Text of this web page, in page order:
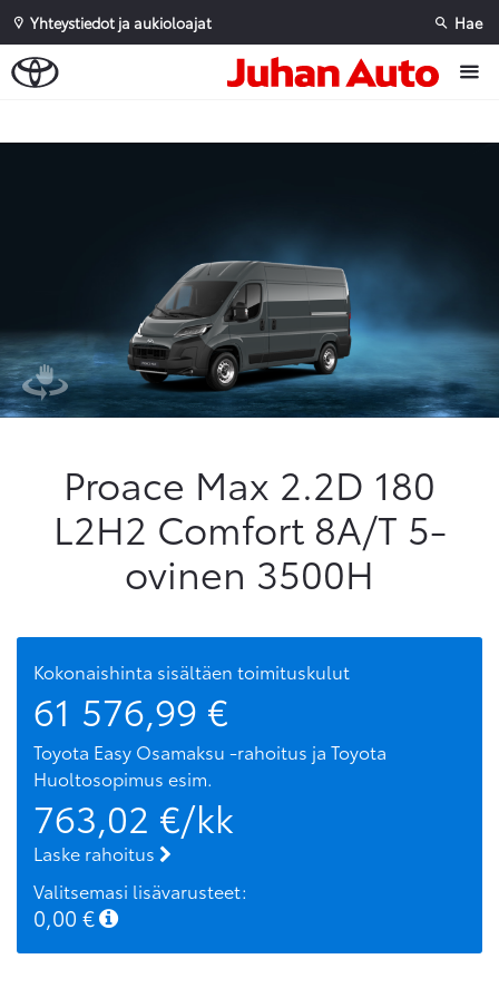
Yhteystiedot ja aukioloajat Hae
Proace Max 2.2D 180
L2H2 Comfort 8A/T 5-
ovinen 3500H
Kokonaishinta sisältäen toimituskulut
61 576,99 €
Toyota Easy Osamaksu -rahoitus ja Toyota
Huoltosopimus esim.
763,02 €/kk
Laske rahoitus
Valitsemasi lisävarusteet:
0,00 €